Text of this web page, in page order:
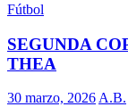
Fútbol
SEGUNDA
THEA
30 marzo, 2026 A.B.